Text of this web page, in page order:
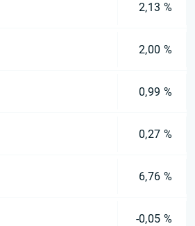
2,13 %
2,00 %
0,99 %
0,27 %
6,76 %
-0,05 %